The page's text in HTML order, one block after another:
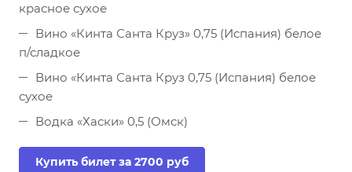
красное сухое
Вино «Кинта Санта Круз» 0,75 (Испания) белое
п/сладкое
Вино «Кинта Санта Круз 0,75 (Испания) белое
сухое
Водка «Хаски» 0,5 (Омск)
Купить билет за 2700 руб